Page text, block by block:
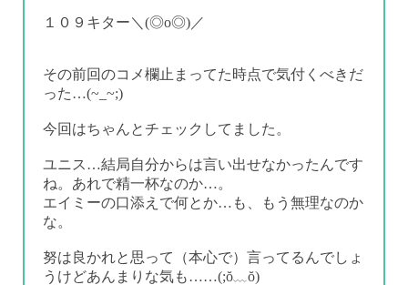
１０９キター＼(◎o◎)／
その前回のコメ欄止まってた時点で気付くべきだ
った…(~_~;)
今回はちゃんとチェックしてました。
ユニス…結局自分からは言い出せなかったんです
ね。あれで精一杯なのか…。
エイミーの口添えで何とか…も、もう無理なのか
な。
努は良かれと思って（本心で）言ってるんでしょ
うけどあんまりな気も……(;ŏ﹏ŏ)